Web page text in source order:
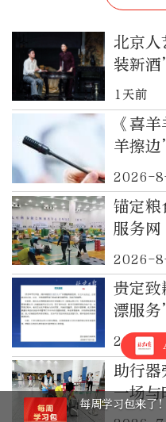
北京
装新
存
1天前
《喜
羊擦
2026-
锚定粮
服务
2026-
贵定
漂服
2026-
助行器
一场与
每周学习包来了